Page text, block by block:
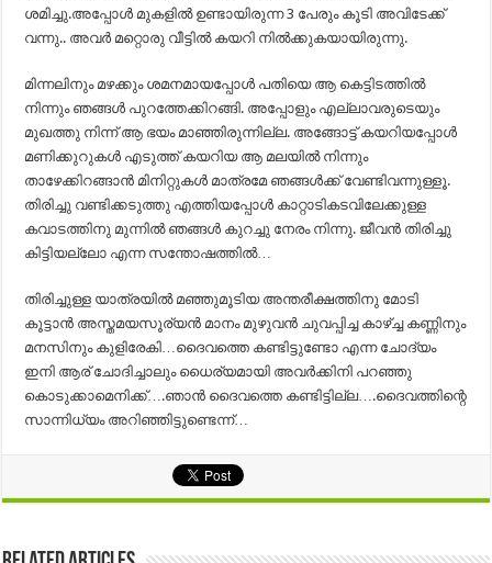
ശമിച്ചു.അപ്പോൾ മുകളിൽ ഉണ്ടായിരുന്ന 3 പേരും കൂടി അവിടേക്ക്
വന്നു.. അവർ മറ്റൊരു വീട്ടിൽ കയറി നിൽക്കുകയായിരുന്നു.
മിന്നലിനും മഴക്കും ശമനമായപ്പോൾ പതിയെ ആ കെട്ടിടത്തിൽ
നിന്നും ഞങ്ങൾ പുറത്തേക്കിറങ്ങി. അപ്പോളും എല്ലാവരുടെയും
മുഖത്തു നിന്ന് ആ ഭയം മാഞ്ഞിരുന്നില്ല. അങ്ങോട്ട് കയറിയപ്പോൾ
മണിക്കുറുകൾ എടുത്ത് കയറിയ ആ മലയിൽ നിന്നും
താഴേക്കിറങ്ങാൻ മിനിറ്റുകൾ മാത്രമേ ഞങ്ങൾക്ക് വേണ്ടിവന്നുള്ളൂ.
തിരിച്ചു വണ്ടിക്കടുത്തു എത്തിയപ്പോൾ കാറ്റാടികടവിലേക്കുള്ള
കവാടത്തിനു മുന്നിൽ ഞങ്ങൾ കുറച്ചു നേരം നിന്നു. ജീവൻ തിരിച്ചു
കിട്ടിയല്ലോ എന്ന സന്തോഷത്തിൽ…
തിരിച്ചുള്ള യാത്രയിൽ മഞ്ഞുമൂടിയ അന്തരീക്ഷത്തിനു മോടി
കൂട്ടാൻ അസ്തമയസൂര്യൻ മാനം മുഴുവൻ ചുവപ്പിച്ച കാഴ്‌ച്ച കണ്ണിനും
മനസിനും കുളിരേകി…ദൈവത്തെ കണ്ടിട്ടുണ്ടോ എന്ന ചോദ്യം
ഇനി ആര് ചോദിച്ചാലും ധൈര്യമായി അവർക്കിനി പറഞ്ഞു
കൊടുക്കാമെനിക്ക്….ഞാൻ ദൈവത്തെ കണ്ടിട്ടില്ല….ദൈവത്തിന്റെ
സാന്നിധ്യം അറിഞ്ഞിട്ടുണ്ടെന്ന്…